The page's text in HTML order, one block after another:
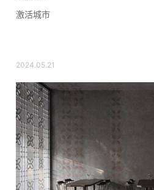
激活城市
2024.05.21